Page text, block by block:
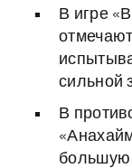
В игре
сильной
В
большую